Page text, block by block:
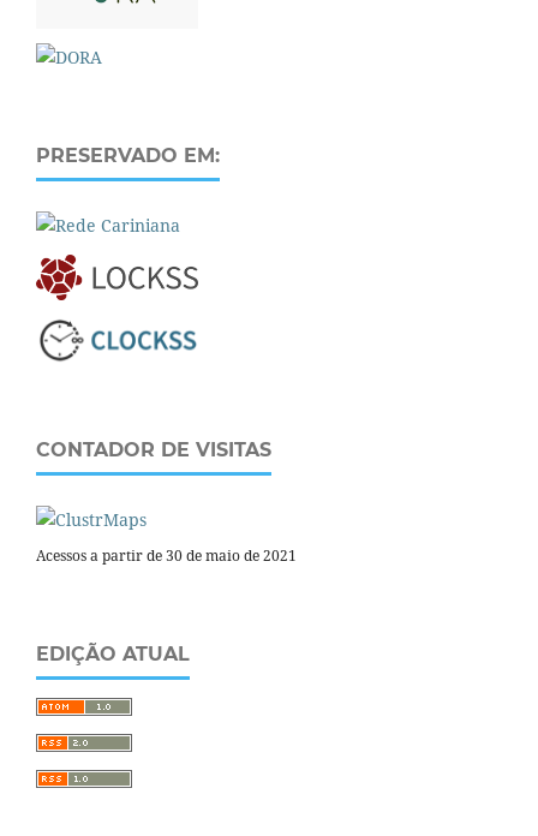
PRESERVADO EM:
CONTADOR DE VISITAS
Acessos a partir de 30 de maio de 2021
EDIÇÃO ATUAL